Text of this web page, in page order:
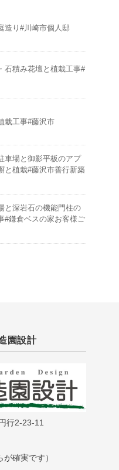
造り#川崎市個人邸
石積み花壇と植栽工事#
栽工事#藤沢市
車場と御影平板のアプ
と植栽#藤沢市善行新築
と深岩石の機能門柱の
#鎌倉ベスの家お客様ご
園設計
行2-23-11
確実です）